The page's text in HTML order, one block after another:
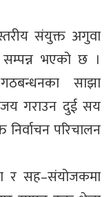
संयुक्त अगुवा
सम्पन्न भएको छ ।
साझा
गराउन दुई सय
परिचालन
र सह–संयोजकमा